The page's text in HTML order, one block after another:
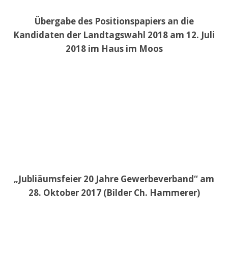
Übergabe des Positionspapiers an die
Kandidaten der Landtagswahl 2018 am 12. Juli
2018 im Haus im Moos
„Jubliäumsfeier 20 Jahre Gewerbeverband“ am
28. Oktober 2017 (Bilder Ch. Hammerer)